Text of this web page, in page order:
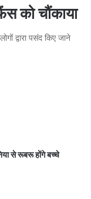
को चौंकाया
द्वारा पसंद किए जाने
से रूबरू होंगे बच्चे